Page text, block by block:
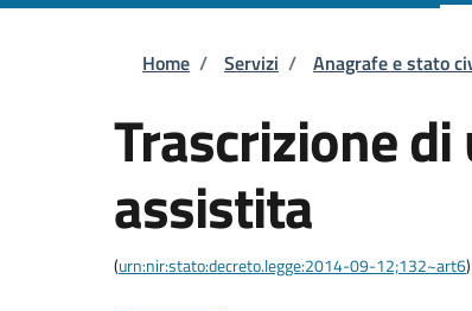
Briciole di pane
Home / Servizi / Anagrafe e stato
Trascrizione
assistita
(urn:nir:stato:decreto.legge:2014-09-12;132~art6)